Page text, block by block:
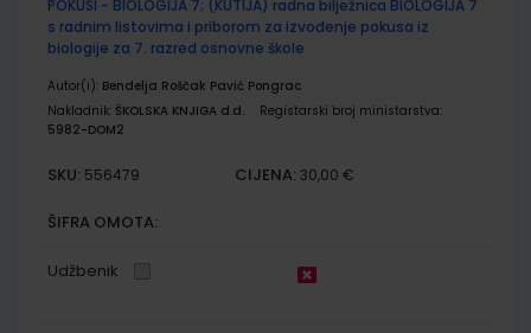
POKUSI - BIOLOGIJA 7; (KUTIJA) radna bilježnica BIOLOGIJA 7
s radnim listovima i priborom za izvođenje pokusa iz
biologije za 7. razred osnovne škole
Autor(i): Bendelja Roščak Pavić Pongrac
Nakladnik: ŠKOLSKA KNJIGA d.d.
Registarski broj ministarstva:
5982-DOM2
SKU: 556479 CIJENA: 30,00 €
ŠIFRA OMOTA:
Udžbenik